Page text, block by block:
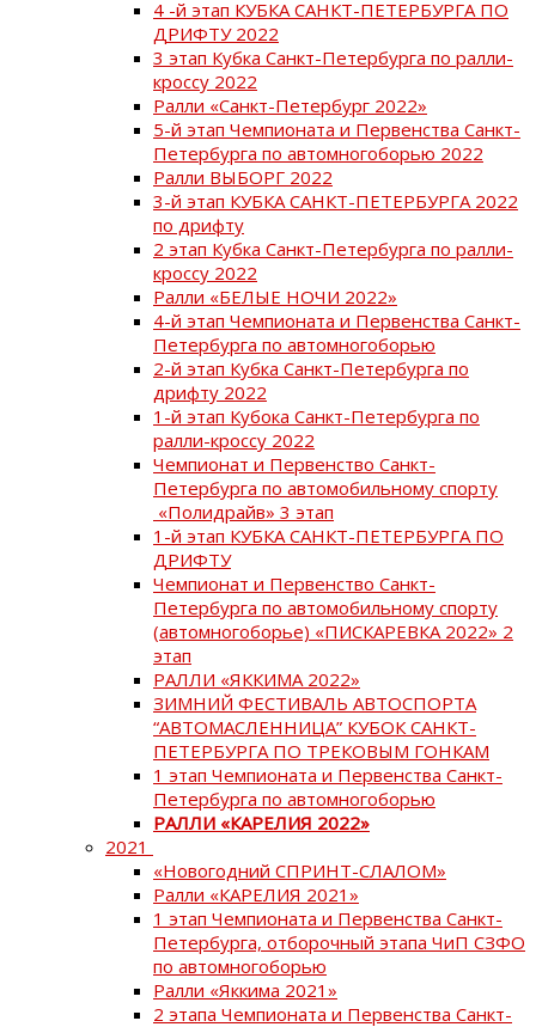
4 -й этап КУБКА САНКТ-ПЕТЕРБУРГА ПО
ДРИФТУ 2022
3 этап Кубка Санкт-Петербурга по ралли-
кроссу 2022
Ралли «Санкт-Петербург 2022»
5-й этап Чемпионата и Первенства Санкт-
Петербурга по автомногоборью 2022
Ралли ВЫБОРГ 2022
3-й этап КУБКА САНКТ-ПЕТЕРБУРГА 2022
по дрифту
2 этап Кубка Санкт-Петербурга по ралли-
кроссу 2022
Ралли «БЕЛЫЕ НОЧИ 2022»
4-й этап Чемпионата и Первенства Санкт-
Петербурга по автомногоборью
2-й этап Кубка Санкт-Петербурга по
дрифту 2022
1-й этап Кубока Санкт-Петербурга по
ралли-кроссу 2022
Чемпионат и Первенство Санкт-
Петербурга по автомобильному спорту
«Полидрайв» 3 этап
1-й этап КУБКА САНКТ-ПЕТЕРБУРГА ПО
ДРИФТУ
Чемпионат и Первенство Санкт-
Петербурга по автомобильному спорту
(автомногоборье) «ПИСКАРЕВКА 2022» 2
этап
РАЛЛИ «ЯККИМА 2022»
ЗИМНИЙ ФЕСТИВАЛЬ АВТОСПОРТА
“АВТОМАСЛЕННИЦА” КУБОК САНКТ-
ПЕТЕРБУРГА ПО ТРЕКОВЫМ ГОНКАМ
1 этап Чемпионата и Первенства Санкт-
Петербурга по автомногоборью
РАЛЛИ «КАРЕЛИЯ 2022»
2021
«Новогодний СПРИНТ-СЛАЛОМ»
Ралли «КАРЕЛИЯ 2021»
1 этап Чемпионата и Первенства Санкт-
Петербурга, отборочный этапа ЧиП СЗФО
по автомногоборью
Ралли «Яккима 2021»
2 этапа Чемпионата и Первенства Санкт-